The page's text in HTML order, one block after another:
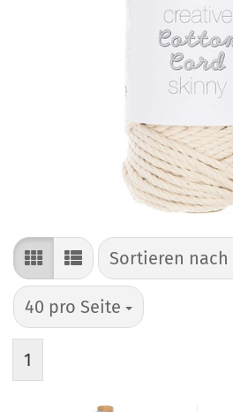
Sortieren nach
Sortieren nach
40 pro Seite
pro Seite
1